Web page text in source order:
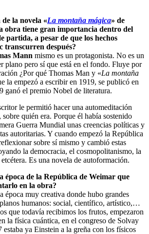
de la novela «La montaña mágica» de
obra tiene gran importancia dentro del
partida, a pesar de que los hechos
transcurren después?
Mann mismo es un protagonista. No es un
plano pero sí que está en el fondo. Fluye por
¿Por qué Thomas Man y «La montaña
la empezó a escribir en 1919, se publicó en
ganó el premio Nobel de literatura.
le permitió hacer una automeditación
quién era. Porque él había sostenido
Guerra Mundial unas creencias políticas y
autoritarias. Y cuando empezó la República
sobre sí mismo y cambió estas
la democracia, el cosmopolitanismo, la
Es una novela de autoformación.
época de la República de Weimar que
en la obra?
época muy creativa donde hubo grandes
humanos: social, científico, artístico,…
que todavía recibimos los frutos, empezaron
la física cuántica, en el congreso de Solvay
ya Einstein a la greña con los físicos